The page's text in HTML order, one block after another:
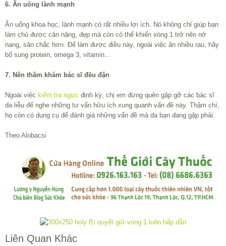
6. Ăn uống lành mạnh
Ăn uống khoa học, lành mạnh có rất nhiều lợi ích. Nó không chỉ giúp bạn
làm chủ được cân nặng, đẹp mà còn có thể khiến vòng 1 trở nên nở
nang, săn chắc hơn. Để làm được điều này, ngoài việc ăn nhiều rau, hãy
bổ sung protein, omega 3, vitamin…
7. Nên thăm khám bác sĩ đều đặn
Ngoài việc kiểm tra ngực định kỳ, chị em đừng quên gặp gỡ các bác sĩ
da liễu để nghe những tư vấn hữu ích xung quanh vấn đề này. Thậm chí,
họ còn có dụng cụ để đánh giá những vấn đề mà da bạn đang gặp phải.
Theo Alobacsi
Liên Quan Khác